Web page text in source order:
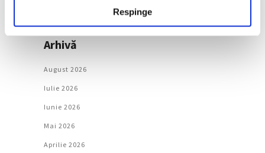
Respinge
Arhivă
August 2026
Iulie 2026
Iunie 2026
Mai 2026
Aprilie 2026